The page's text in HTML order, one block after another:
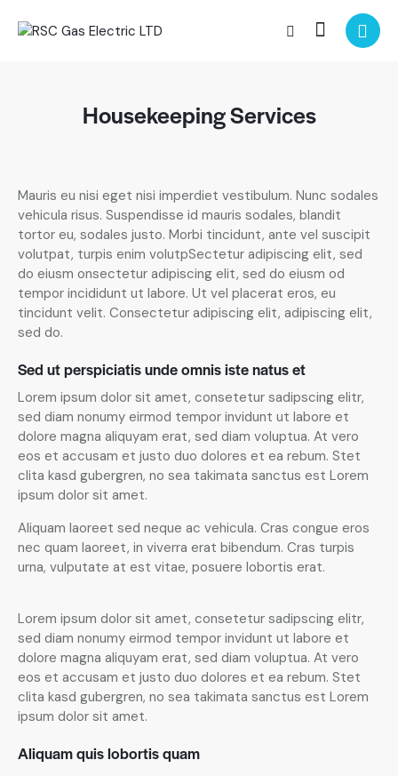
Housekeeping Services
Mauris eu nisi eget nisi imperdiet vestibulum. Nunc sodales
vehicula risus. Suspendisse id mauris sodales, blandit
tortor eu, sodales justo. Morbi tincidunt, ante vel suscipit
volutpat, turpis enim volutpSectetur adipiscing elit, sed
do eiusm onsectetur adipiscing elit, sed do eiusm od
tempor incididunt ut labore. Ut vel placerat eros, eu
tincidunt velit. Consectetur adipiscing elit, adipiscing elit,
sed do.
Sed ut perspiciatis unde omnis iste natus et
Lorem ipsum dolor sit amet, consetetur sadipscing elitr,
sed diam nonumy eirmod tempor invidunt ut labore et
dolore magna aliquyam erat, sed diam voluptua. At vero
eos et accusam et justo duo dolores et ea rebum. Stet
clita kasd gubergren, no sea takimata sanctus est Lorem
ipsum dolor sit amet.
Aliquam laoreet sed neque ac vehicula. Cras congue eros
nec quam laoreet, in viverra erat bibendum. Cras turpis
urna, vulputate at est vitae, posuere lobortis erat.
Lorem ipsum dolor sit amet, consetetur sadipscing elitr,
sed diam nonumy eirmod tempor invidunt ut labore et
dolore magna aliquyam erat, sed diam voluptua. At vero
eos et accusam et justo duo dolores et ea rebum. Stet
clita kasd gubergren, no sea takimata sanctus est Lorem
ipsum dolor sit amet.
Aliquam quis lobortis quam